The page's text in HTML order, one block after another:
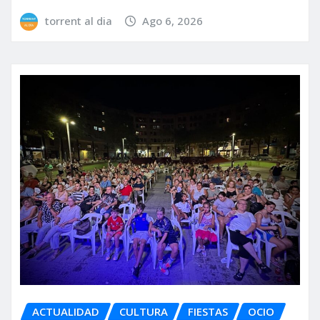
torrent al dia Ago 6, 2026
ACTUALIDAD CULTURA FIESTAS OCIO